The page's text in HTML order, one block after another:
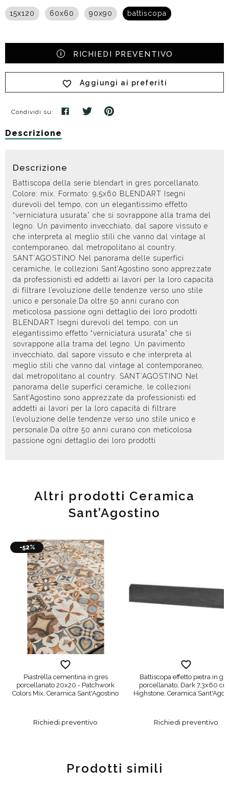
15x120 60x60 90x90 battiscopa
RICHIEDI PREVENTIVO
Aggiungi ai preferiti
Condividi su:
Descrizione
Descrizione
Battiscopa della serie blendart in gres porcellanato.
Colore: mix. Formato: 9,5x60 BLENDART Isegni
durevoli del tempo, con un elegantissimo effetto
“verniciatura usurata” che si sovrappone alla trama del
legno. Un pavimento invecchiato, dal sapore vissuto e
che interpreta al meglio stili che vanno dal vintage al
contemporaneo, dal metropolitano al country.
SANT’AGOSTINO Nel panorama delle superfici
ceramiche, le collezioni Sant’Agostino sono apprezzate
da professionisti ed addetti ai lavori per la loro capacità
di filtrare l’evoluzione delle tendenze verso uno stile
unico e personale.Da oltre 50 anni curano con
meticolosa passione ogni dettaglio dei loro prodotti
BLENDART Isegni durevoli del tempo, con un
elegantissimo effetto “verniciatura usurata” che si
sovrappone alla trama del legno. Un pavimento
invecchiato, dal sapore vissuto e che interpreta al
meglio stili che vanno dal vintage al contemporaneo,
dal metropolitano al country. SANT’AGOSTINO Nel
panorama delle superfici ceramiche, le collezioni
Sant’Agostino sono apprezzate da professionisti ed
addetti ai lavori per la loro capacità di filtrare
l’evoluzione delle tendenze verso uno stile unico e
personale.Da oltre 50 anni curano con meticolosa
passione ogni dettaglio dei loro prodotti
Altri prodotti Ceramica
Sant’Agostino
-52%
Piastrella cementina in gres
porcellanato 20x20 - Patchwork
Colors Mix, Ceramica Sant'Agostino
Richiedi preventivo
Battiscopa effetto pietra in
porcellanato, Dark 7,3x60
Highstone, Ceramica
Richiedi preventivo
Prodotti simili